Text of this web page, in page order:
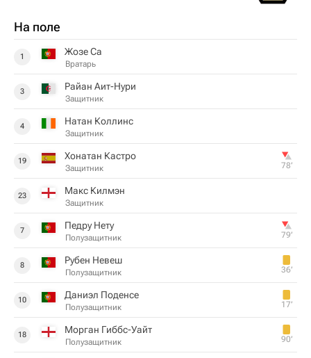
На поле
1 Жозе Са
Вратарь
3 Райан Аит-Нури
Защитник
4 Натан Коллинс
Защитник
19 Хонатан Кастро
Защитник 78‎’‎
23 Макс Килмэн
Защитник
7 Педру Нету
Полузащитник 79‎’‎
8 Рубен Невеш
Полузащитник 36‎’‎
10 Даниэл Поденсе
Полузащитник 17‎’‎
18 Морган Гиббс-Уайт
Полузащитник 90‎’‎